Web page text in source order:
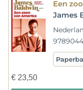
Een
James
€23,50